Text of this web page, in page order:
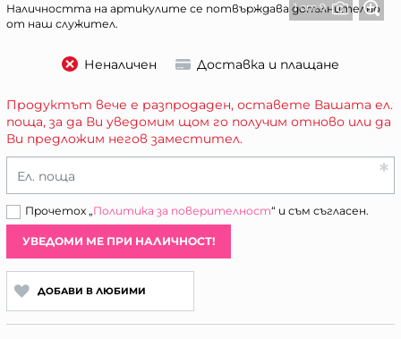
1 от 9
Наличността на артикулите се потвърждава допълнително
от наш служител.
Неналичен Доставка и плащане
Продуктът вече е разпродаден, оставете Вашата ел.
поща, за да Ви уведомим щом го получим отново или да
Ви предложим негов заместител.
Ел. поща
Прочетох „Политика за поверителност“ и съм съгласен.
УВЕДОМИ МЕ ПРИ НАЛИЧНОСТ!
ДОБАВИ В ЛЮБИМИ